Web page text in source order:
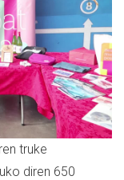
truke
diren 650